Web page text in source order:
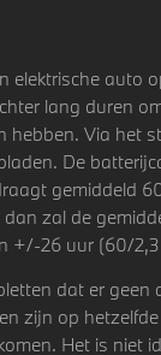
elektrische auto
lang duren
hebben. Via het
De
gemiddeld
zal de
+/-26 uur (60/
dat er geen
zijn op
Het is niet